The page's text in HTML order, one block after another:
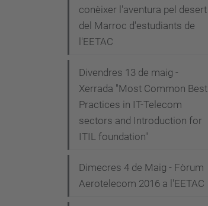
conèixer l'aventura pel desert
del Marroc d'estudiants de
l'EETAC
Divendres 13 de maig -
Xerrada "Most Common Best
Practices in IT-Telecom
sectors and Introduction for
ITIL foundation"
Dimecres 4 de Maig - Fòrum
Aerotelecom 2016 a l'EETAC